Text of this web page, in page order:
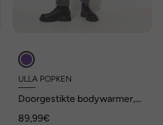
ULLA POPKEN
Doorgestikte bodywarmer,
kraag, gerecycled
89,99€